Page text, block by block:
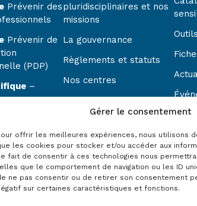
Gérer le consentement
offrir les meilleures expériences, nous utilisons
les cookies pour stocker et/ou accéder aux
fait de consentir à ces technologies nous
que le comportement de navigation ou les ID
ne pas consentir ou de retirer son consentement
sur certaines caractéristiques et fonctions.
Prévenir des
Prévenir de
(PDP)
–
pluridisciplinaires et nos
missions
La gouvernance
Règlements et statuts
Nos centres
Nous contacter
Nos partenaires